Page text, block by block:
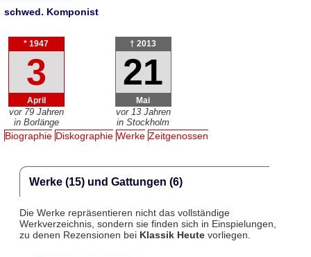
schwed. Komponist
* 1947
3
April
vor 79 Jahren
in Borlänge
† 2013
21
Mai
vor 13 Jahren
in Stockholm
Biographie Diskographie Werke Zeitgenossen
Werke (15) und Gattungen (6)
Die Werke repräsentieren nicht das vollständige
Werkverzeichnis, sondern sie finden sich in Einspielungen,
zu denen Rezensionen bei Klassik Heutevorliegen.